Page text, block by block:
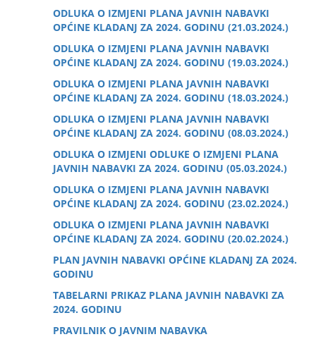
ODLUKA O IZMJENI PLANA JAVNIH NABAVKI
OPĆINE KLADANJ ZA 2024. GODINU (21.03.2024.)
ODLUKA O IZMJENI PLANA JAVNIH NABAVKI
OPĆINE KLADANJ ZA 2024. GODINU (19.03.2024.)
ODLUKA O IZMJENI PLANA JAVNIH NABAVKI
OPĆINE KLADANJ ZA 2024. GODINU (18.03.2024.)
ODLUKA O IZMJENI PLANA JAVNIH NABAVKI
OPĆINE KLADANJ ZA 2024. GODINU (08.03.2024.)
ODLUKA O IZMJENI ODLUKE O IZMJENI PLANA
JAVNIH NABAVKI ZA 2024. GODINU (05.03.2024.)
ODLUKA O IZMJENI PLANA JAVNIH NABAVKI
OPĆINE KLADANJ ZA 2024. GODINU (23.02.2024.)
ODLUKA O IZMJENI PLANA JAVNIH NABAVKI
OPĆINE KLADANJ ZA 2024. GODINU (20.02.2024.)
PLAN JAVNIH NABAVKI OPĆINE KLADANJ ZA 2024.
GODINU
TABELARNI PRIKAZ PLANA JAVNIH NABAVKI ZA
2024. GODINU
PRAVILNIK O JAVNIM NABAVKA